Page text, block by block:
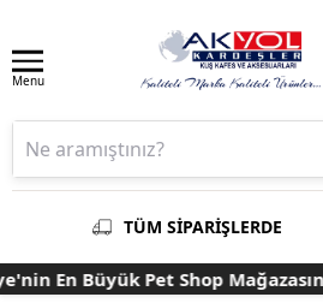
Menu
TÜM SİPARİŞLERDE
En Büyük Pet Shop Mağazasına